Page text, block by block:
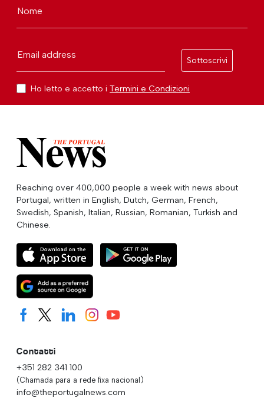
Nome
Email address
Sottoscrivi
Ho letto e accetto i Termini e Condizioni
Reaching over 400,000 people a week with news about
Portugal, written in English, Dutch, German, French,
Swedish, Spanish, Italian, Russian, Romanian, Turkish and
Chinese.
Contatti
+351 282 341 100
(Chamada para a rede fixa nacional)
info@theportugalnews.com